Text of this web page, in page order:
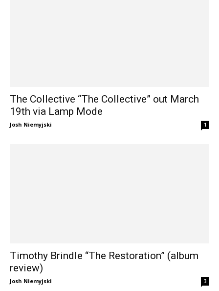
The Collective “The Collective” out March
19th via Lamp Mode
Josh Niemyjski 1
Timothy Brindle “The Restoration” (album
review)
Josh Niemyjski 3